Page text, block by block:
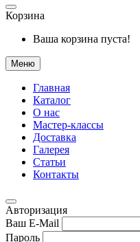
Корзина
Ваша корзина пуста!
Меню
Главная
Каталог
О нас
Мастер-классы
Доставка
Галерея
Статьи
Контакты
Авторизация
Ваш E-Mail
Пароль